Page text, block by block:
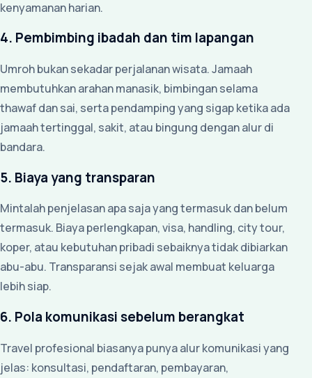
kenyamanan harian.
4. Pembimbing ibadah dan tim lapangan
Umroh bukan sekadar perjalanan wisata. Jamaah
membutuhkan arahan manasik, bimbingan selama
thawaf dan sai, serta pendamping yang sigap ketika ada
jamaah tertinggal, sakit, atau bingung dengan alur di
bandara.
5. Biaya yang transparan
Mintalah penjelasan apa saja yang termasuk dan belum
termasuk. Biaya perlengkapan, visa, handling, city tour,
koper, atau kebutuhan pribadi sebaiknya tidak dibiarkan
abu-abu. Transparansi sejak awal membuat keluarga
lebih siap.
6. Pola komunikasi sebelum berangkat
Travel profesional biasanya punya alur komunikasi yang
jelas: konsultasi, pendaftaran, pembayaran,